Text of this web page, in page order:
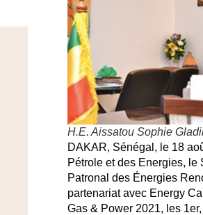
H.E. Aissatou Sophie
DAKAR, Sénégal, le 18
Pétrole et des Energies, le
Patronal des Énergies
partenariat avec Energy
Gas & Power 2021, les